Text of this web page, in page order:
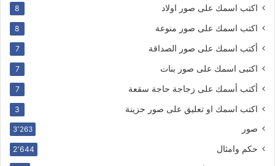
اكتب اسمك على صور اولاد 8
اكتب اسمك على صور منوعة 8
أكتب اسمك على صور الصداقة 7
اكتبى اسمك على صور بنات 7
أكتب أسمك على زجاجة حاجة سقعة 7
اكتب اسمك او تعليق على صور حزينة 3
صور 3٬263
حكم وامثال 2٬644